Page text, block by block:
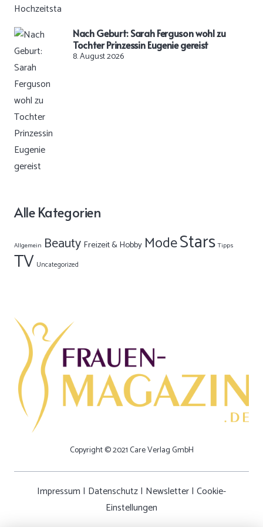
Nach Geburt: Sarah Ferguson wohl zu
Tochter Prinzessin Eugenie gereist
8. August 2026
Alle Kategorien
Allgemein Beauty Freizeit & Hobby ModeStars Tipps
TV Uncategorized
Copyright © 2021 Care Verlag GmbH
Impressum | Datenschutz| Newsletter| Cookie-
Einstellungen